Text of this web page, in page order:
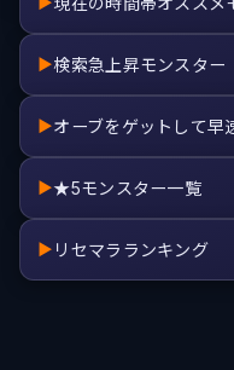
▶検索急上昇モンスター
▶オーブをゲットして早
▶★5モンスター一覧
▶ リセマラランキング